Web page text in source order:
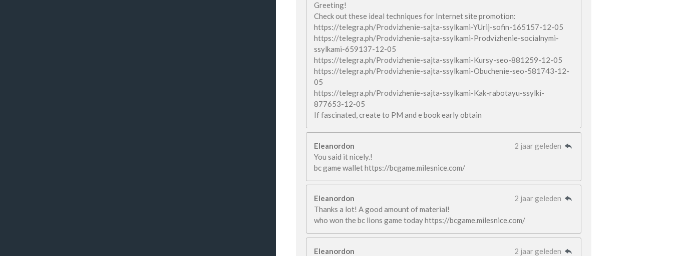
Greeting!
Check out these ideal techniques for Internet site promotion:
https://telegra.ph/Prodvizhenie-sajta-ssylkami-YUrij-sofin-165157-12-05
https://telegra.ph/Prodvizhenie-sajta-ssylkami-Prodvizhenie-socialnymi-
ssylkami-659137-12-05
https://telegra.ph/Prodvizhenie-sajta-ssylkami-Kursy-seo-881259-12-05
https://telegra.ph/Prodvizhenie-sajta-ssylkami-Obuchenie-seo-581743-12-
05
https://telegra.ph/Prodvizhenie-sajta-ssylkami-Kak-rabotayu-ssylki-
877653-12-05
If fascinated, create to PM and e book early obtain
Eleanordon
2 jaar geleden
You said it nicely.!
bc game wallet https://bcgame.milesnice.com/
Eleanordon
2 jaar geleden
Thanks a lot! A good amount of material!
who won the bc lions game today https://bcgame.milesnice.com/
Eleanordon
2 jaar geleden